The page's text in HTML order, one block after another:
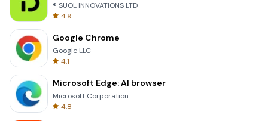
® SUOL INNOVATIONS LTD
4.9
Google Chrome
Google LLC
4.1
Microsoft Edge: AI browser
Microsoft Corporation
4.8